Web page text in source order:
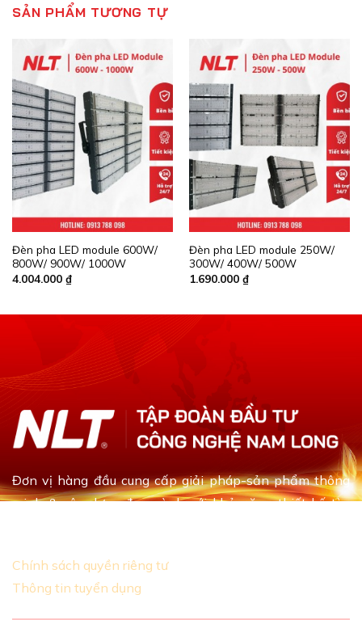
SẢN PHẨM TƯƠNG TỰ
Đèn pha LED module 600W/
800W/ 900W/ 1000W
4.004.000 ₫
Đèn pha LED module 250W/
300W/ 400W/ 500W
1.690.000 ₫
Đơn vị hàng đầu cung cấp giải pháp-sản phẩm thông
minh & xây dựng đa ngành với khả năng thiết kế tùy
Chính sách quyền riêng tư
Thông tin tuyển dụng